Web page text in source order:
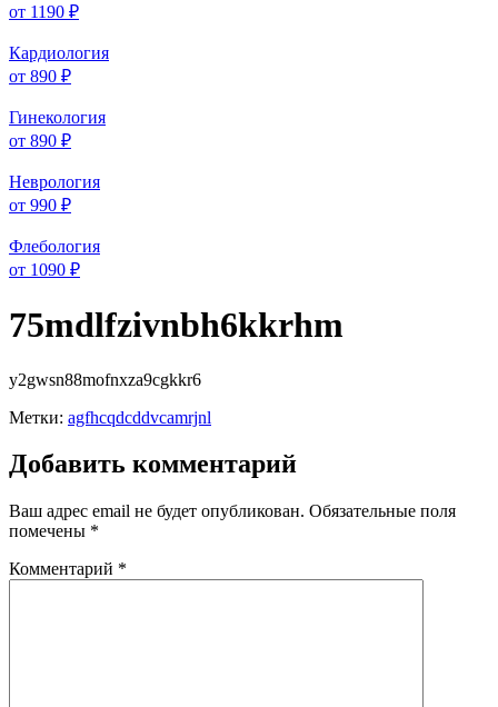
от 1190 ₽
Кардиология
от 890 ₽
Гинекология
от 890 ₽
Неврология
от 990 ₽
Флебология
от 1090 ₽
75mdlfzivnbh6kkrhm
y2gwsn88mofnxza9cgkkr6
Метки: agfhcqdcddvcamrjnl
Добавить комментарий
Ваш адрес email не будет опубликован. Обязательные поля
помечены *
Комментарий *